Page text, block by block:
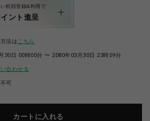
初回登録&利用で
ント進呈
法は こちら
30日 00時00分 〜 2080年03月30日 23時59分
合わせる
可
カートに入れる